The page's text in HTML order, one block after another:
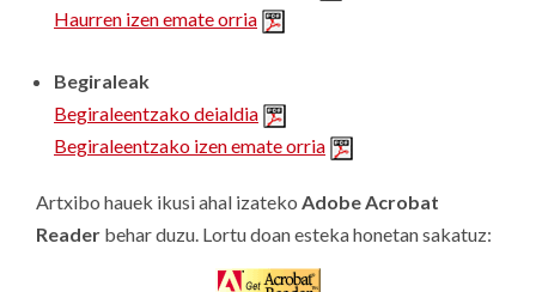
Haurren izen emate orria
Begiraleak
Begiraleentzako deialdia
Begiraleentzako izen emate orria
Artxibo hauek ikusi ahal izateko Adobe Acrobat
Reader behar duzu. Lortu doan esteka honetan sakatuz: